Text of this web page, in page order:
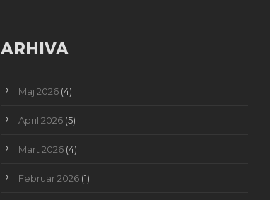
ARHIVA
Maj 2026(4)
April 2026(5)
Mart 2026(4)
Februar 2026(1)